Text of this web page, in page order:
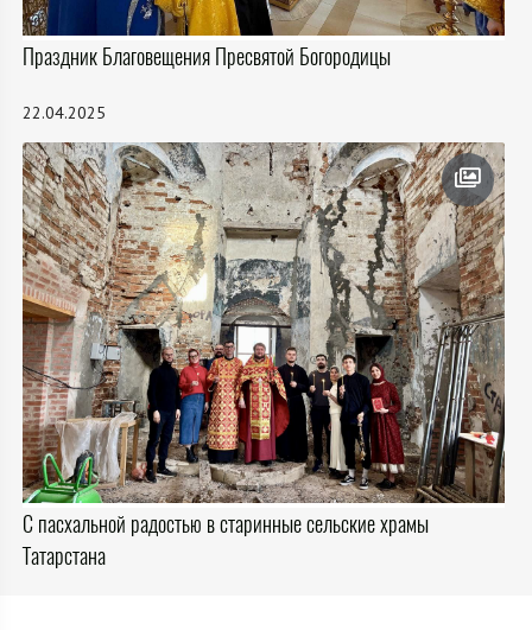
Праздник Благовещения Пресвятой Богородицы
22.04.2025
С пасхальной радостью в старинные сельские храмы
Татарстана